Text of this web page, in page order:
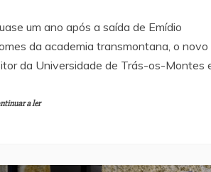
um ano após a saída de Emídio
da academia transmontana, o novo
da Universidade de Trás-os-Montes
a ler